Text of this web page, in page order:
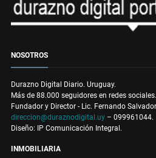
NOSOTROS
Durazno Digital Diario. Uruguay.
Más de 88.000 seguidores en redes sociales.
Fundador y Director - Lic. Fernando
direccion@duraznodigital.uy – 099961044.
Diseño: IP Comunicación Integral.
INMOBILIARIA